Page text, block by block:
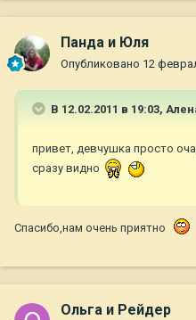
Панда и Юля
Опубликовано 12
В 12.02.2011 в 19:03,
привет, девчушка просто
сразу видно
Спасибо,нам очень приятно
Ольга и Рейдер